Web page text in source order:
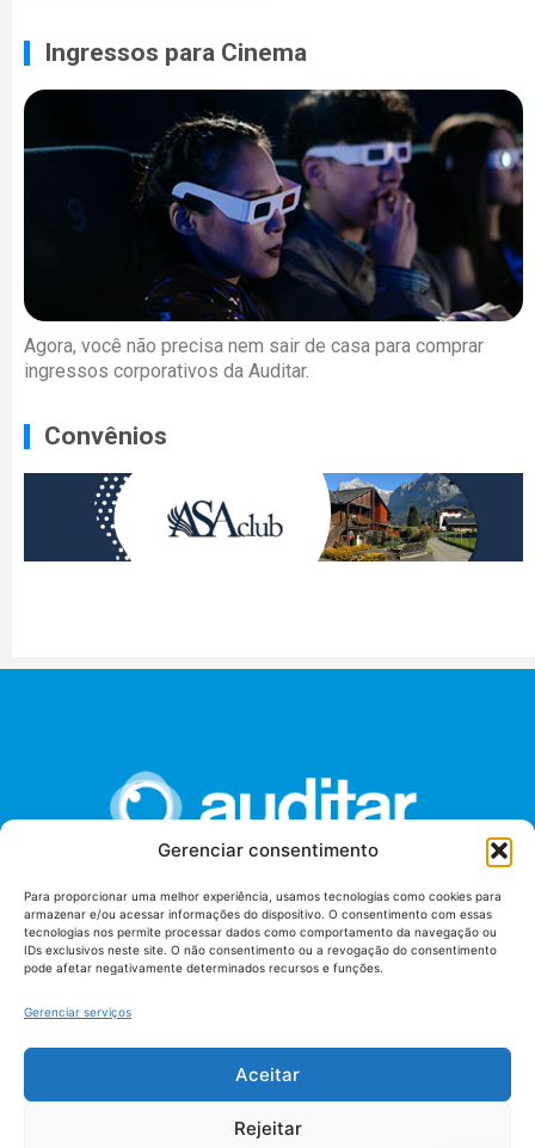
Gerenciar consentimento
Para proporcionar uma melhor experiência, usamos tecnologias como cookies para
armazenar e/ou acessar informações do dispositivo. O consentimento com essas
tecnologias nos permite processar dados como comportamento da navegação ou
IDs exclusivos neste site. O não consentimento ou a revogação do consentimento
pode afetar negativamente determinados recursos e funções.
Gerenciar serviços
Aceitar
Rejeitar
Ingressos para Cinema
Agora, você não precisa nem sair de casa para comprar
ingressos corporativos da Auditar.
Convênios
União dos Auditores Federais de Controle Externo -
AUDITAR
Setor de Administração Federal Sul (SAF/Sul), Qd. 04, Lt. 01
Tribunal de Contas da União (TCU), Subsolo, Sala S04
Termos de uso